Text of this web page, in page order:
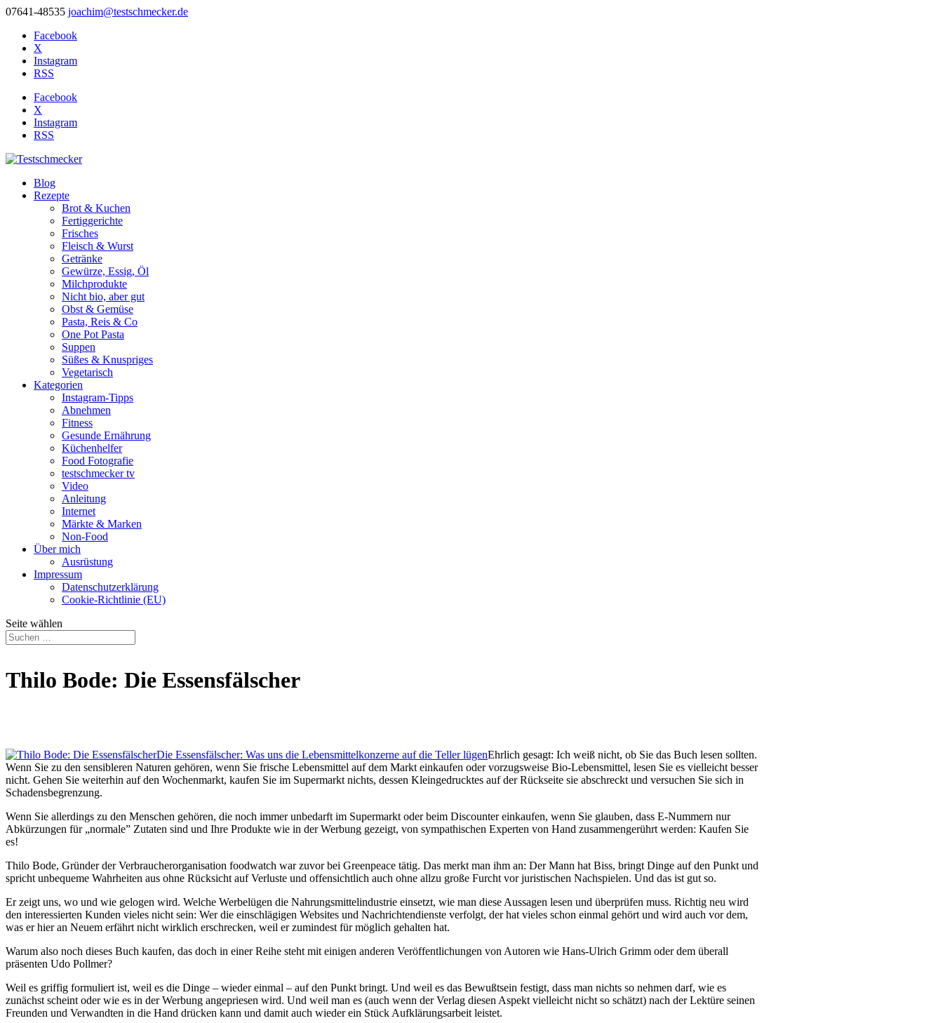
07641-48535 joachim@testschmecker.de
Facebook
X
Instagram
RSS
Facebook
X
Instagram
RSS
Blog
Rezepte
Brot & Kuchen
Fertiggerichte
Frisches
Fleisch & Wurst
Getränke
Gewürze, Essig, Öl
Milchprodukte
Nicht bio, aber gut
Obst & Gemüse
Pasta, Reis & Co
One Pot Pasta
Suppen
Süßes & Knuspriges
Vegetarisch
Kategorien
Instagram-Tipps
Abnehmen
Fitness
Gesunde Ernährung
Küchenhelfer
Food Fotografie
testschmecker tv
Video
Anleitung
Internet
Märkte & Marken
Non-Food
Über mich
Ausrüstung
Impressum
Datenschutzerklärung
Cookie-Richtlinie (EU)
Seite wählen
Thilo Bode: Die Essensfälscher
Die Essensfälscher: Was uns die Lebensmittelkonzerne auf die Teller lügenEhrlich gesagt: Ich weiß nicht, ob Sie das Buch lesen sollten.
Wenn Sie zu den sensibleren Naturen gehören, wenn Sie frische Lebensmittel auf dem Markt einkaufen oder vorzugsweise Bio-Lebensmittel, lesen Sie es vielleicht besser
nicht. Gehen Sie weiterhin auf den Wochenmarkt, kaufen Sie im Supermarkt nichts, dessen Kleingedrucktes auf der Rückseite sie abschreckt und versuchen Sie sich in
Schadensbegrenzung.
Wenn Sie allerdings zu den Menschen gehören, die noch immer unbedarft im Supermarkt oder beim Discounter einkaufen, wenn Sie glauben, dass E-Nummern nur
Abkürzungen für „normale” Zutaten sind und Ihre Produkte wie in der Werbung gezeigt, von sympathischen Experten von Hand zusammengerührt werden: Kaufen Sie
es!
Thilo Bode, Gründer der Verbraucherorganisation foodwatch war zuvor bei Greenpeace tätig. Das merkt man ihm an: Der Mann hat Biss, bringt Dinge auf den Punkt und
spricht unbequeme Wahrheiten aus ohne Rücksicht auf Verluste und offensichtlich auch ohne allzu große Furcht vor juristischen Nachspielen. Und das ist gut so.
Er zeigt uns, wo und wie gelogen wird. Welche Werbelügen die Nahrungsmittelindustrie einsetzt, wie man diese Aussagen lesen und überprüfen muss. Richtig neu wird
den interessierten Kunden vieles nicht sein: Wer die einschlägigen Websites und Nachrichtendienste verfolgt, der hat vieles schon einmal gehört und wird auch vor dem,
was er hier an Neuem erfährt nicht wirklich erschrecken, weil er zumindest für möglich gehalten hat.
Warum also noch dieses Buch kaufen, das doch in einer Reihe steht mit einigen anderen Veröffentlichungen von Autoren wie Hans-Ulrich Grimm oder dem überall
präsenten Udo Pollmer?
Weil es griffig formuliert ist, weil es die Dinge – wieder einmal – auf den Punkt bringt. Und weil es das Bewußtsein festigt, dass man nichts so nehmen darf, wie es
zunächst scheint oder wie es in der Werbung angepriesen wird. Und weil man es (auch wenn der Verlag diesen Aspekt vielleicht nicht so schätzt) nach der Lektüre seinen
Freunden und Verwandten in die Hand drücken kann und damit auch wieder ein Stück Aufklärungsarbeit leistet.